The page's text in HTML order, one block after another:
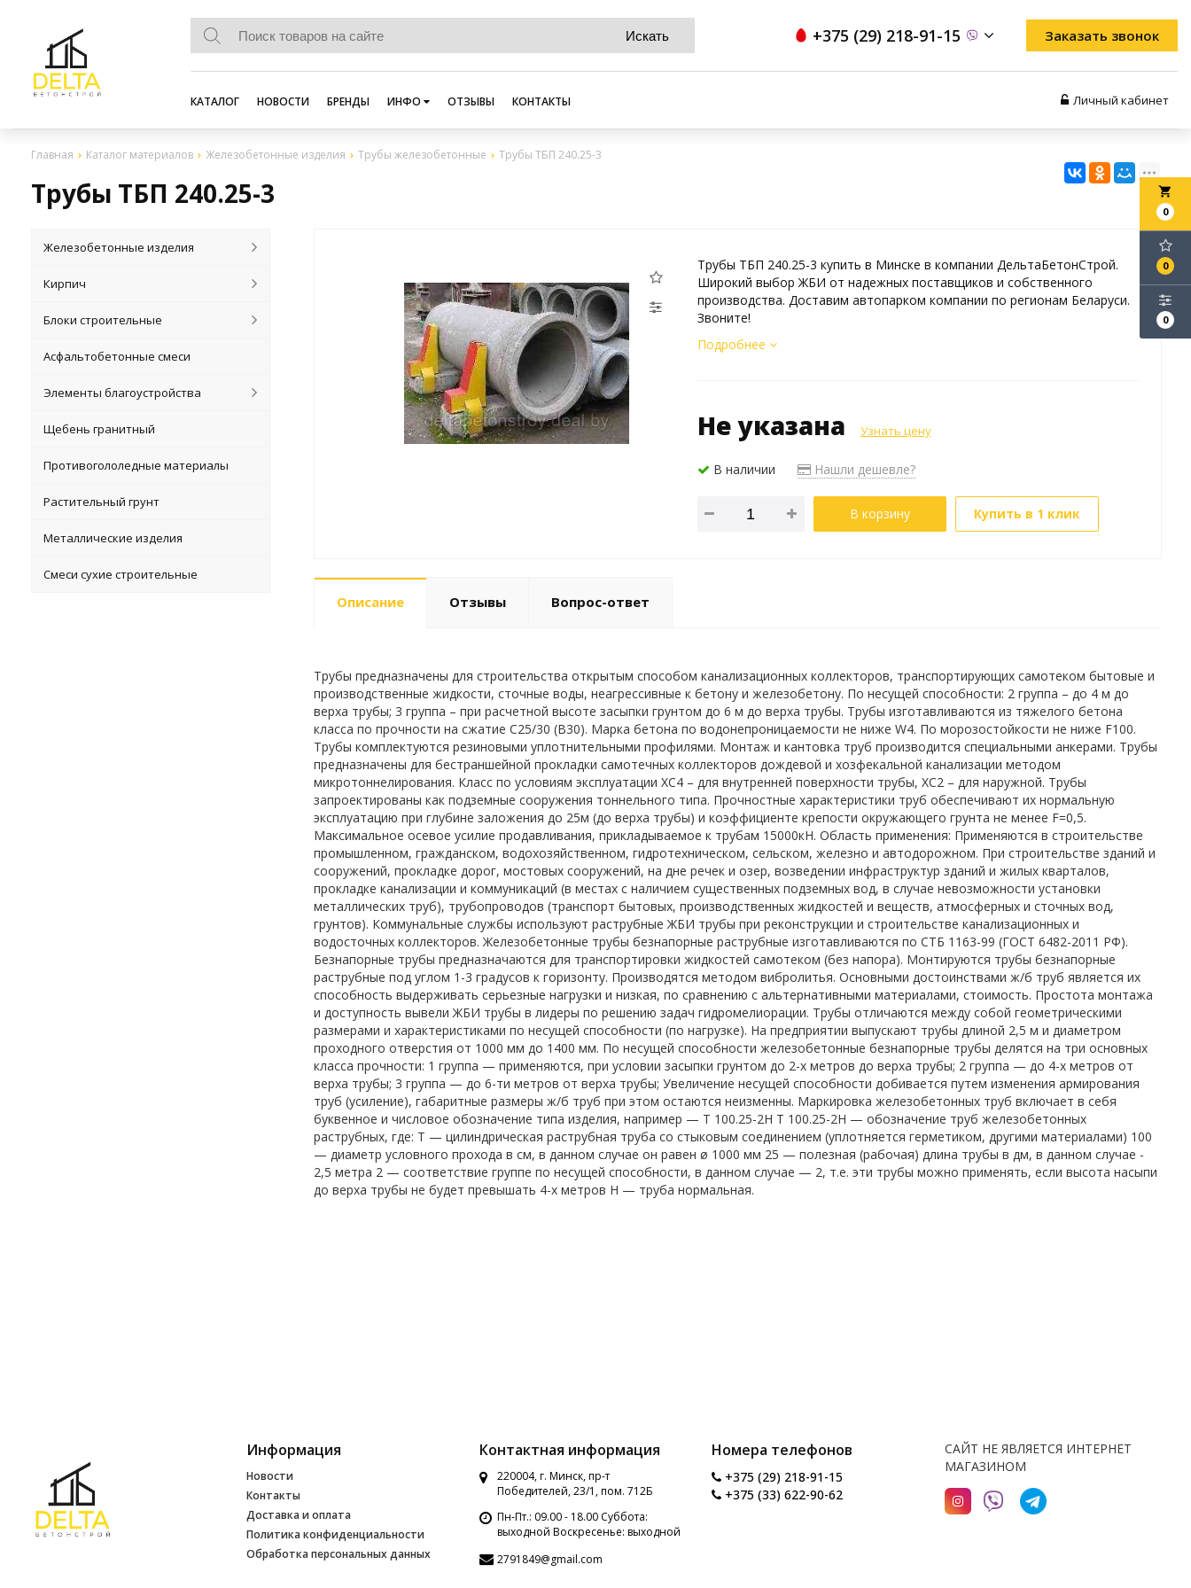
+375 (29) 218-91-15 Заказать звонок
КАТАЛОГ НОВОСТИ БРЕНДЫ ИНФО ОТЗЫВЫ КОНТАКТЫ Личный кабинет
Главная Каталог материалов Железобетонные изделия Трубы железобетонные Трубы ТБП 240.25-3
Трубы ТБП 240.25-3 local_grocery_store
0
0
0
Железобетонные изделия
Кирпич
Блоки строительные
Асфальтобетонные смеси
Элементы благоустройства
Щебень гранитный
Противогололедные материалы
Растительный грунт
Металлические изделия
Смеси сухие строительные
Трубы ТБП 240.25-3 купить в Минске в компании ДельтаБетонСтрой.
Широкий выбор ЖБИ от надежных поставщиков и собственного
производства. Доставим автопарком компании по регионам Беларуси.
Звоните!
Подробнее
Не указана Узнать цену
В наличии Нашли дешевле?
В корзину Купить в 1 клик
Описание Отзывы Вопрос-ответ
Трубы предназначены для строительства открытым способом канализационных коллекторов, транспортирующих самотеком бытовые и
производственные жидкости, сточные воды, неагрессивные к бетону и железобетону. По несущей способности: 2 группа – до 4 м до
верха трубы; 3 группа – при расчетной высоте засыпки грунтом до 6 м до верха трубы. Трубы изготавливаются из тяжелого бетона
класса по прочности на сжатие С25/30 (В30). Марка бетона по водонепроницаемости не ниже W4. По морозостойкости не ниже F100.
Трубы комплектуются резиновыми уплотнительными профилями. Монтаж и кантовка труб производится специальными анкерами. Трубы
предназначены для бестраншейной прокладки самотечных коллекторов дождевой и хозфекальной канализации методом
микротоннелирования. Класс по условиям эксплуатации ХС4 – для внутренней поверхности трубы, ХС2 – для наружной. Трубы
запроектированы как подземные сооружения тоннельного типа. Прочностные характеристики труб обеспечивают их нормальную
эксплуатацию при глубине заложения до 25м (до верха трубы) и коэффициенте крепости окружающего грунта не менее F=0,5.
Максимальное осевое усилие продавливания, прикладываемое к трубам 15000кН. Область применения: Применяются в строительстве
промышленном, гражданском, водохозяйственном, гидротехническом, сельском, железно и автодорожном. При строительстве зданий и
сооружений, прокладке дорог, мостовых сооружений, на дне речек и озер, возведении инфраструктур зданий и жилых кварталов,
прокладке канализации и коммуникаций (в местах с наличием существенных подземных вод, в случае невозможности установки
металлических труб), трубопроводов (транспорт бытовых, производственных жидкостей и веществ, атмосферных и сточных вод,
грунтов). Коммунальные службы используют раструбные ЖБИ трубы при реконструкции и строительстве канализационных и
водосточных коллекторов. Железобетонные трубы безнапорные раструбные изготавливаются по СТБ 1163-99 (ГОСТ 6482-2011 РФ).
Безнапорные трубы предназначаются для транспортировки жидкостей самотеком (без напора). Монтируются трубы безнапорные
раструбные под углом 1-3 градусов к горизонту. Производятся методом вибролитья. Основными достоинствами ж/б труб является их
способность выдерживать серьезные нагрузки и низкая, по сравнению с альтернативными материалами, стоимость. Простота монтажа
и доступность вывели ЖБИ трубы в лидеры по решению задач гидромелиорации. Трубы отличаются между собой геометрическими
размерами и характеристиками по несущей способности (по нагрузке). На предприятии выпускают трубы длиной 2,5 м и диаметром
проходного отверстия от 1000 мм до 1400 мм. По несущей способности железобетонные безнапорные трубы делятся на три основных
класса прочности: 1 группа — применяются, при условии засыпки грунтом до 2-х метров до верха трубы; 2 группа — до 4-х метров от
верха трубы; 3 группа — до 6-ти метров от верха трубы; Увеличение несущей способности добивается путем изменения армирования
труб (усиление), габаритные размеры ж/б труб при этом остаются неизменны. Маркировка железобетонных труб включает в себя
буквенное и числовое обозначение типа изделия, например — Т 100.25-2Н Т 100.25-2Н — обозначение труб железобетонных
раструбных, где: Т — цилиндрическая раструбная труба со стыковым соединением (уплотняется герметиком, другими материалами) 100
— диаметр условного прохода в см, в данном случае он равен ø 1000 мм 25 — полезная (рабочая) длина трубы в дм, в данном случае -
2,5 метра 2 — соответствие группе по несущей способности, в данном случае — 2, т.е. эти трубы можно применять, если высота насыпи
до верха трубы не будет превышать 4-х метров Н — труба нормальная.
Информация
Новости
Контакты
Доставка и оплата
Политика конфиденциальности
Обработка персональных данных
Контактная информация
220004, г. Минск, пр-т
Победителей, 23/1, пом. 712Б
Пн-Пт.: 09.00 - 18.00 Суббота:
выходной Воскресенье: выходной
2791849@gmail.com
Номера телефонов
+375 (29) 218-91-15
+375 (33) 622-90-62
САЙТ НЕ ЯВЛЯЕТСЯ ИНТЕРНЕТ
МАГАЗИНОМ